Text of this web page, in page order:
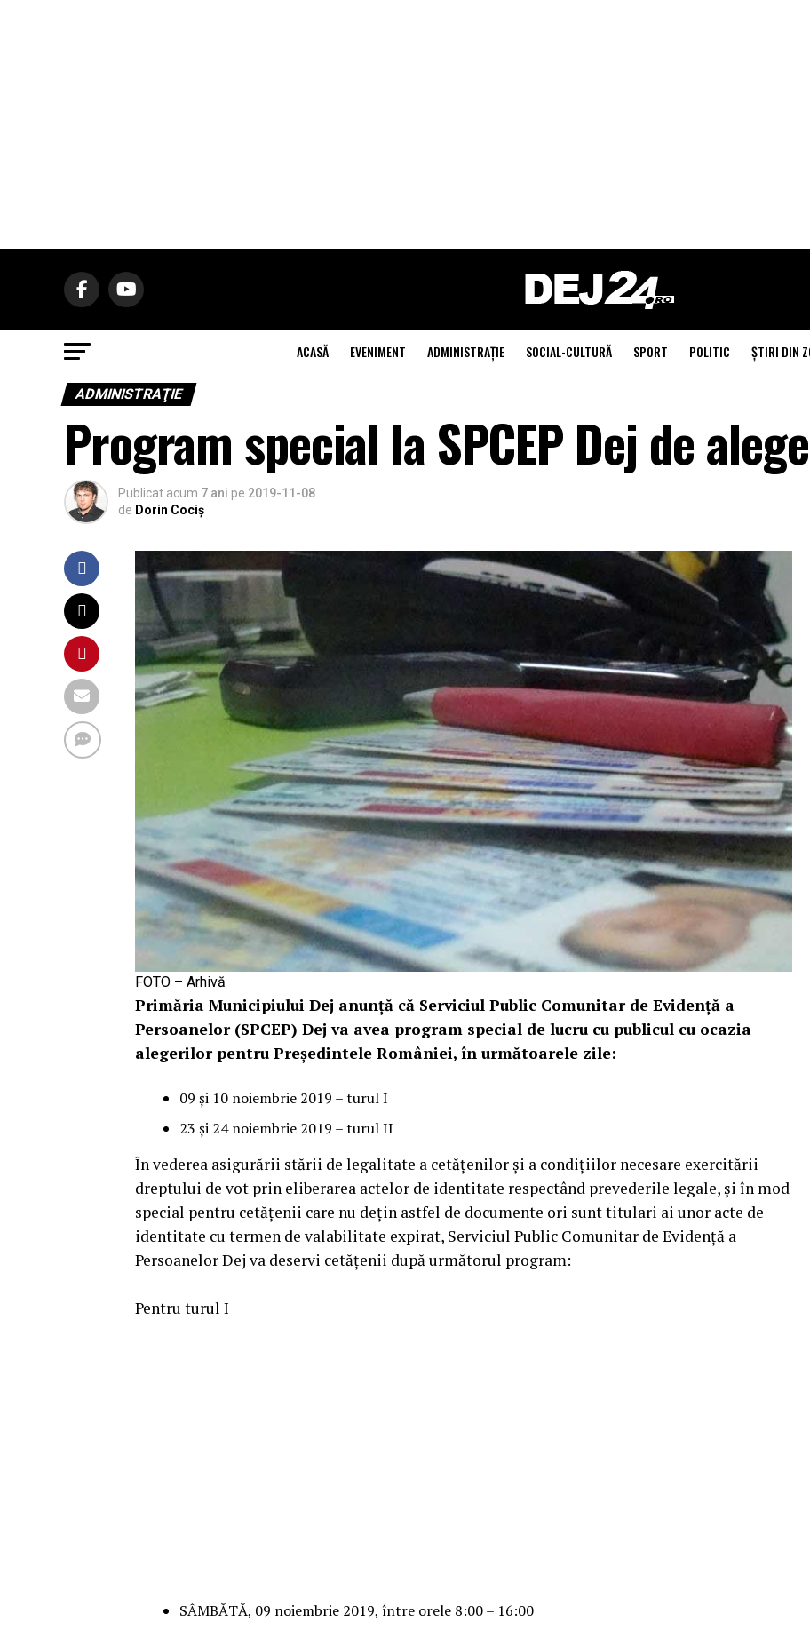
ACASĂ EVENIMENT ADMINISTRAŢIE SOCIAL-CULTURĂ SPORT POLITIC ŞTIRI DIN
ADMINISTRAŢIE
Program special la SPCEP Dej de
Publicat acum 7 ani pe 2019-11-08
de Dorin Cociș
FOTO – Arhivă
Primăria Municipiului Dej anunță că Serviciul Public Comunitar de Evidenţă a
Persoanelor (SPCEP) Dej va avea program special de lucru cu publicul cu ocazia
alegerilor pentru Președintele României, în următoarele zile:
09 și 10 noiembrie 2019 – turul I
23 și 24 noiembrie 2019 – turul II
În vederea asigurării stării de legalitate a cetăţenilor şi a condiţiilor necesare exercitării
dreptului de vot prin eliberarea actelor de identitate respectând prevederile legale, şi în mod
special pentru cetăţenii care nu deţin astfel de documente ori sunt titulari ai unor acte de
identitate cu termen de valabilitate expirat, Serviciul Public Comunitar de Evidenţă a
Persoanelor Dej va deservi cetăţenii după următorul program:
Pentru turul I
SÂMBĂTĂ, 09 noiembrie 2019, între orele 8:00 – 16:00